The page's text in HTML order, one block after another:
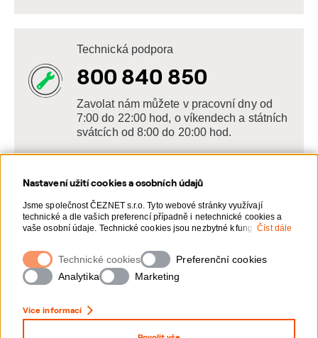
Nastavení užití cookies a osobních údajů
Jsme společnost ČEZNET s.r.o. Tyto webové stránky využívají
technické a dle vašich preferencí případně i netechnické cookies a
vaše osobní údaje. Technické cookies jsou nezbytné k fungování
webové stránky vašim preferencím, k personalizaci reklam a
analytice. Pro sběr a zpracování netechnických cookies a vašich
osobních údajů, nám můžete udělit souhlas. Bližší informace o vašich
právech, zpracování osobních údajů, včetně možnosti odvolání
Číst dále
Technické cookies
Preferenční cookies
Analytika
Marketing
Více informací
Technická podpora
800 840 850
Zavolat nám můžete v pracovní dny od
7:00 do 22:00 hod, o víkendech a státních
svátcích od 8:00 do 20:00 hod.
Napište nám
POSLAT VZKAZ
Zanechte nám vzkaz online, my se vám
ozveme zpět